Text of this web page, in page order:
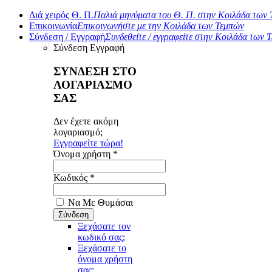
Διά χειρός Θ. Π.Παλιά μηνύματα του Θ. Π. στην Κοιλάδα των
ΕπικοινωνίαΕπικοινωνήστε με την Κοιλάδα των Τεμπών
Σύνδεση / ΕγγραφήΣυνδεθείτε / εγγραφείτε στην Κοιλάδα των
Σύνδεση Εγγραφή
ΣΥΝΔΕΣΗ ΣΤΟ
ΛΟΓΑΡΙΑΣΜΟ
ΣΑΣ
Δεν έχετε ακόμη
λογαριασμό;
Εγγραφείτε τώρα!
Όνομα χρήστη *
Κωδικός *
Να Με Θυμάσαι
Ξεχάσατε τον
κωδικό σας;
Ξεχάσατε το
όνομα χρήστη